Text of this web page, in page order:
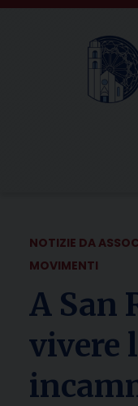
Skip
NOTIZIE DA
MOVIMENTI
A San
vivere